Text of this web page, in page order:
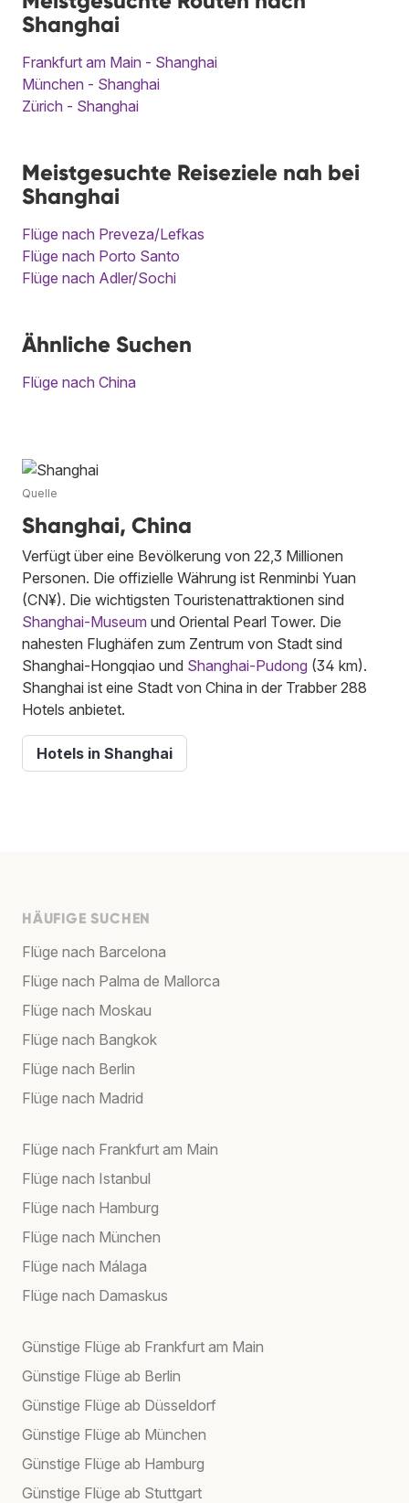
Shanghai
Frankfurt am Main - Shanghai
München - Shanghai
Zürich - Shanghai
Meistgesuchte Reiseziele nah bei
Shanghai
Flüge nach Preveza/Lefkas
Flüge nach Porto Santo
Flüge nach Adler/Sochi
Ähnliche Suchen
Flüge nach China
Quelle
Shanghai, China
Verfügt über eine Bevölkerung von 22,3 Millionen
Personen. Die offizielle Währung ist Renminbi Yuan
(CN¥). Die wichtigsten Touristenattraktionen sind
Shanghai-Museum und Oriental Pearl Tower. Die
nahesten Flughäfen zum Zentrum von Stadt sind
Shanghai-Hongqiao und Shanghai-Pudong (34 km).
Shanghai ist eine Stadt von China in der Trabber 288
Hotels anbietet.
Hotels in Shanghai
HÄUFIGE SUCHEN
Flüge nach Barcelona
Flüge nach Palma de Mallorca
Flüge nach Moskau
Flüge nach Bangkok
Flüge nach Berlin
Flüge nach Madrid
Flüge nach Frankfurt am Main
Flüge nach Istanbul
Flüge nach Hamburg
Flüge nach München
Flüge nach Málaga
Flüge nach Damaskus
Günstige Flüge ab Frankfurt am Main
Günstige Flüge ab Berlin
Günstige Flüge ab Düsseldorf
Günstige Flüge ab München
Günstige Flüge ab Hamburg
Günstige Flüge ab Stuttgart